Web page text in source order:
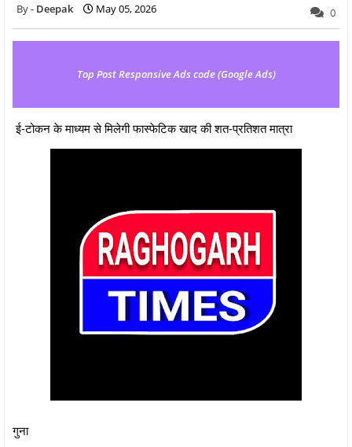
Deepak May 05, 2026 0
Top Post Responsive Ads code (Google Ads)
ई-टोकन के माध्‍यम से मिलेगी फास्‍फेटिक खाद की शत-प्रतिशत मात्रा
गुना